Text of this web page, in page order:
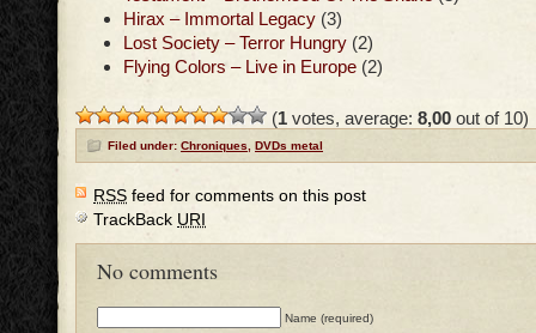
Hirax – Immortal Legacy (3)
Lost Society – Terror Hungry (2)
Flying Colors – Live in Europe (2)
(1 votes, average: 8,00 out of 10)
Filed under: Chroniques DVDs metal
RSS feed for comments on this post
TrackBack URI
No comments
Name (required)